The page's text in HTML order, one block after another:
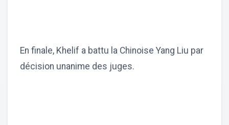
En finale, Khelif a battu la Chinoise Yang Liu par
décision unanime des juges.